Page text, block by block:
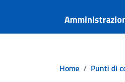
Home / Punti di